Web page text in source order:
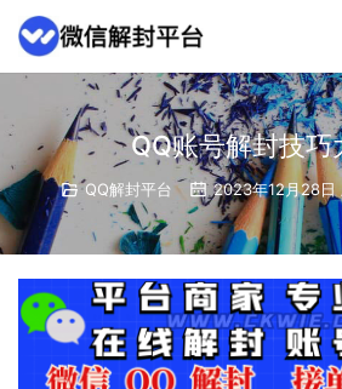
QQ账号解封技巧
QQ解封平台 2023年12月28日